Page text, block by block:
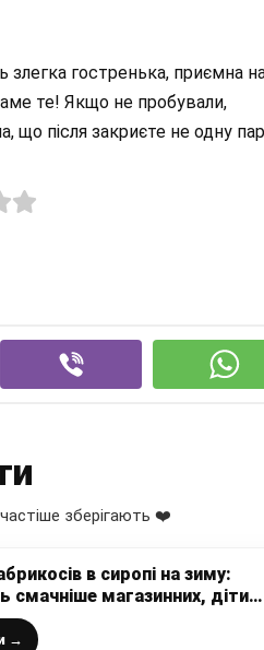
злегка гостренька, приємна
те! Якщо не пробували,
що після закриєте не одну
зберігають ❤️
в сиропі на зиму:
смачніше магазинних, діти
цю смакоту
→